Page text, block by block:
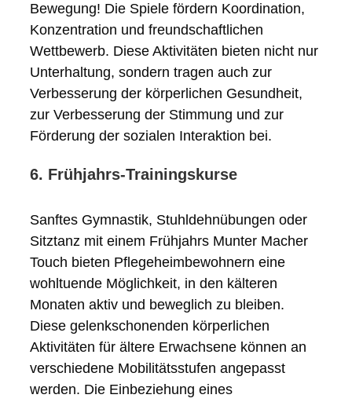
Bewegung! Die Spiele fördern Koordination,
Konzentration und freundschaftlichen
Wettbewerb. Diese Aktivitäten bieten nicht nur
Unterhaltung, sondern tragen auch zur
Verbesserung der körperlichen Gesundheit,
zur Verbesserung der Stimmung und zur
Förderung der sozialen Interaktion bei.
6. Frühjahrs-Trainingskurse
Sanftes Gymnastik, Stuhldehnübungen oder
Sitztanz mit einem Frühjahrs Munter Macher
Touch bieten Pflegeheimbewohnern eine
wohltuende Möglichkeit, in den kälteren
Monaten aktiv und beweglich zu bleiben.
Diese gelenkschonenden körperlichen
Aktivitäten für ältere Erwachsene können an
verschiedene Mobilitätsstufen angepasst
werden. Die Einbeziehung eines